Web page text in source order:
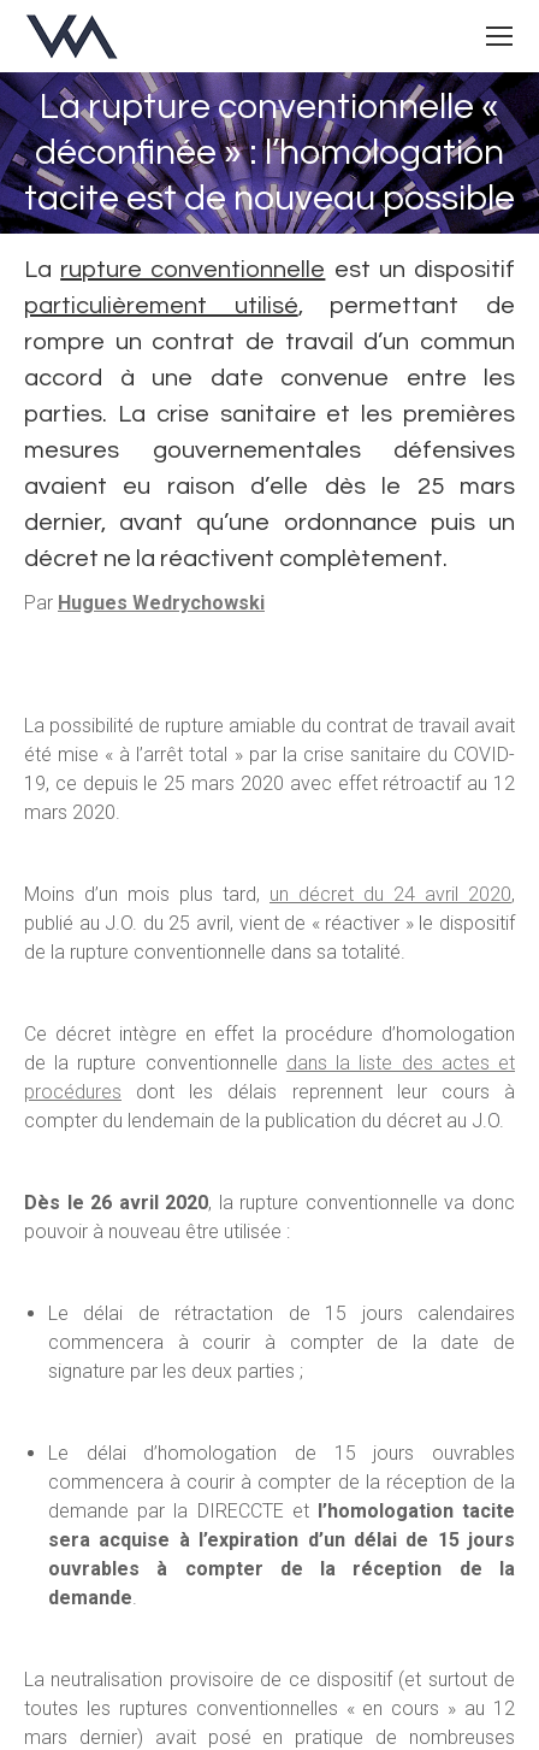
La rupture conventionnelle «
déconfinée » : l’homologation
tacite est de nouveau possible
Vous êtes ici :
La rupture conventionnelle est un dispositif
particulièrement utilisé, permettant de
rompre un contrat de travail d’un commun
accord à une date convenue entre les
parties. La crise sanitaire et les premières
mesures gouvernementales défensives
avaient eu raison d’elle dès le 25 mars
dernier, avant qu’une ordonnance puis un
décret ne la réactivent complètement.
Par Hugues Wedrychowski
La possibilité de rupture amiable du contrat de travail avait
été mise « à l’arrêt total » par la crise sanitaire du COVID-
19, ce depuis le 25 mars 2020 avec effet rétroactif au 12
mars 2020.
Moins d’un mois plus tard, un décret du 24 avril 2020,
publié au J.O. du 25 avril, vient de « réactiver » le dispositif
de la rupture conventionnelle dans sa totalité.
Ce décret intègre en effet la procédure d’homologation
de la rupture conventionnelle dans la liste des actes et
procédures dont les délais reprennent leur cours à
compter du lendemain de la publication du décret au J.O.
Dès le 26 avril 2020, la rupture conventionnelle va donc
pouvoir à nouveau être utilisée :
Le délai de rétractation de 15 jours calendaires
commencera à courir à compter de la date de
signature par les deux parties ;
Le délai d’homologation de 15 jours ouvrables
commencera à courir à compter de la réception de la
demande par la DIRECCTE et l’homologation tacite
sera acquise à l’expiration d’un délai de 15 jours
ouvrables à compter de la réception de la
demande.
La neutralisation provisoire de ce dispositif (et surtout de
toutes les ruptures conventionnelles « en cours » au 12
mars dernier) avait posé en pratique de nombreuses